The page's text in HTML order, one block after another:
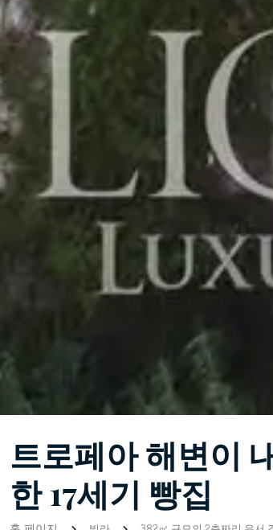
트로페아 해변이
한 17세기 빵집